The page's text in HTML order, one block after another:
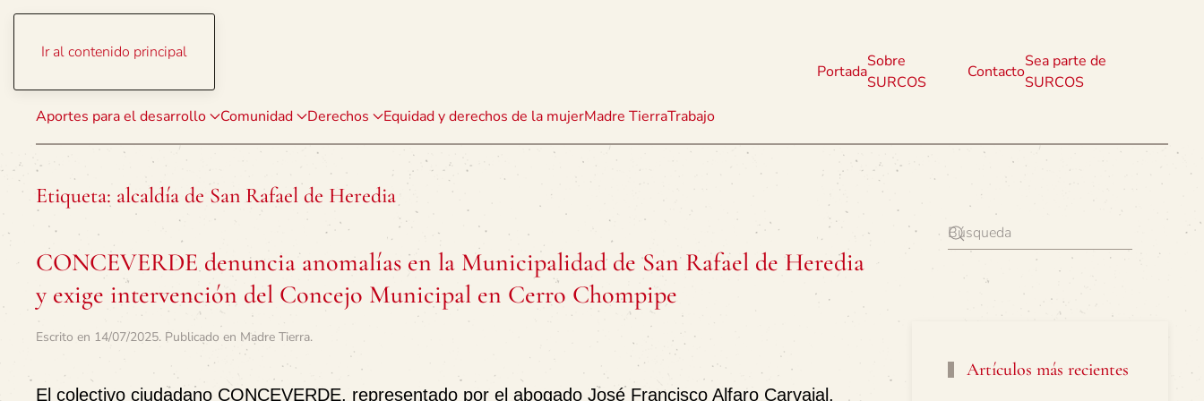
Ir al contenido principal
Aportes para el desarrollo Comunidad Derechos Equidad y derechos de la mujerMadre TierraTrabajo
Portada
Sobre
SURCOS
Contacto
Sea parte de
SURCOS
Etiqueta: alcaldía de San Rafael de Heredia
CONCEVERDE denuncia anomalías en la Municipalidad de San Rafael de Heredia
y exige intervención del Concejo Municipal en Cerro Chompipe
Escrito en 14/07/2025. Publicado en Madre Tierra.
El colectivo ciudadano CONCEVERDE, representado por el abogado José Francisco Alfaro Carvajal,
Artículos más recientes